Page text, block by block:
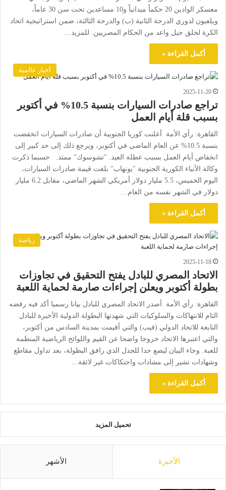
معسكر الوادين 20 حكماً ميدانياً و10 مساعدين تحت سن 30 عاماً،
ويلعبون لدوري الدرجة الثانية (ب) والدرجة الثالثة، ضمن استراتيجية اتحاد
الكرة لخلق جيل واعد من الحكام المصريين. للمزيد…
أكمل القراءة »
أخبار عالمية
2025-11-20
تراجع صادرات السيارات بنسبة 10.5% في أكتوبر
بسبب قلة أيام العمل
القاهرة: رأي الأمة أعلنت كوريا الجنوبية أن صادرات السيارات انخفضت
بنسبة 10.5% عن العام الماضي في أكتوبر، ويرجع ذلك إلى حد كبير إلى
انخفاض أيام العمل بسبب عطلة العيد. "تشوسوك" ممتد. حسبما ذكرت
وكالة الأنباء الكورية الجنوبية "يونهاب" بلغت قيمة صادرات السيارات،
اليوم الخميس، 5.5 مليار دولار أمريكي الشهر الماضي، مقابل 6.2 مليار
دولار في الشهر نفسه من العام…
أكمل القراءة »
رياضة
2025-11-18
الاتحاد المصري للبادل يفتح التحقيق في تجاوزات
بطولة أكتوبر ويعلن إجراءات صارمة لحماية اللعبة
القاهرة: رأي الأمة أصدر الاتحاد المصري للبادل بيانا رسميا أكد فيه رفضه
التام للانتهاكات والسلوكيات التي شهدتها البطولة الدولية الأخيرة للبادل
التابعة للاتحاد الدولي (فيب) والتي أقيمت بمدينة السادس من أكتوبر،
والتي اعتبرها الاتحاد خروجا واضحا عن القيم واللوائح الرياضية المنظمة
للعبة. وجاء البيان ليضع حدا للجدل الذي رافق البطولة، بعد تداول مقاطع
وشهادات تشير إلى مشادات واحتكاكات غير لائقة…
أكمل القراءة »
تحميل المزيد
الأخيرة الأشهر